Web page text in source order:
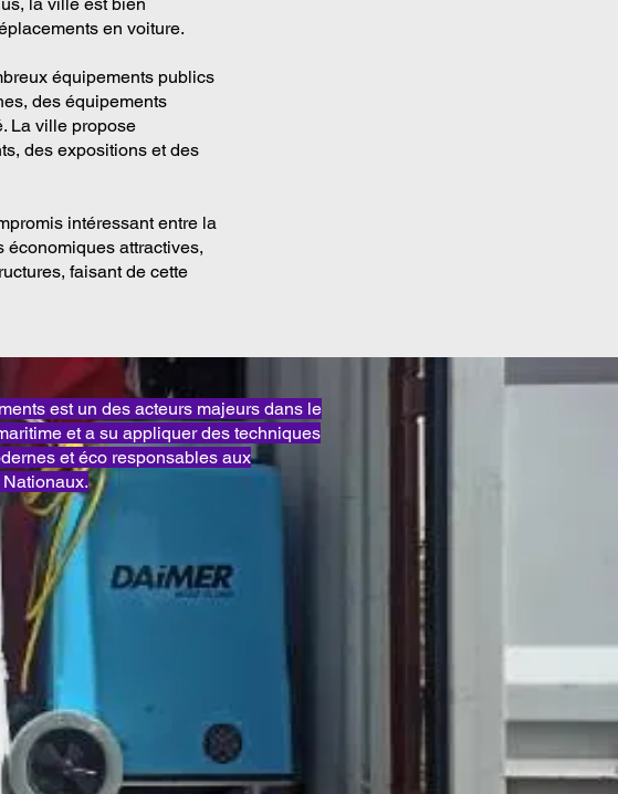
en voiture.
équipements publics
des équipements
La ville propose
des expositions et des
intéressant entre la
attractives,
faisant de cette
est un des acteurs majeurs dans le
et a su appliquer des techniques
et éco responsables aux